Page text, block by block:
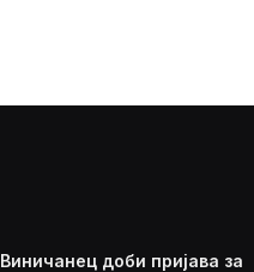
Виничанец доби пријава за